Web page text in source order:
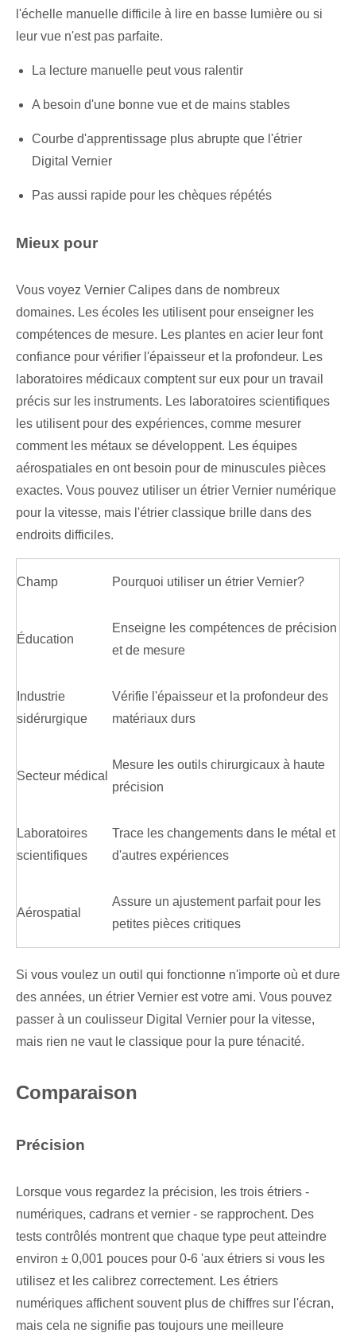
l'échelle manuelle difficile à lire en basse lumière ou si
leur vue n'est pas parfaite.
La lecture manuelle peut vous ralentir
A besoin d'une bonne vue et de mains stables
Courbe d'apprentissage plus abrupte que l'étrier
Digital Vernier
Pas aussi rapide pour les chèques répétés
Mieux pour
Vous voyez Vernier Calipes dans de nombreux
domaines. Les écoles les utilisent pour enseigner les
compétences de mesure. Les plantes en acier leur font
confiance pour vérifier l'épaisseur et la profondeur. Les
laboratoires médicaux comptent sur eux pour un travail
précis sur les instruments. Les laboratoires scientifiques
les utilisent pour des expériences, comme mesurer
comment les métaux se développent. Les équipes
aérospatiales en ont besoin pour de minuscules pièces
exactes. Vous pouvez utiliser un étrier Vernier numérique
pour la vitesse, mais l'étrier classique brille dans des
endroits difficiles.
Champ Pourquoi utiliser un étrier Vernier?
Éducation
Enseigne les compétences de précision
et de mesure
Industrie
sidérurgique
Vérifie l'épaisseur et la profondeur des
matériaux durs
Secteur médical
Mesure les outils chirurgicaux à haute
précision
Laboratoires
scientifiques
Trace les changements dans le métal et
d'autres expériences
Aérospatial
Assure un ajustement parfait pour les
petites pièces critiques
Si vous voulez un outil qui fonctionne n'importe où et dure
des années, un étrier Vernier est votre ami. Vous pouvez
passer à un coulisseur Digital Vernier pour la vitesse,
mais rien ne vaut le classique pour la pure ténacité.
Comparaison
Précision
Lorsque vous regardez la précision, les trois étriers -
numériques, cadrans et vernier - se rapprochent. Des
tests contrôlés montrent que chaque type peut atteindre
environ ± 0,001 pouces pour 0-6 'aux étriers si vous les
utilisez et les calibrez correctement. Les étriers
numériques affichent souvent plus de chiffres sur l'écran,
mais cela ne signifie pas toujours une meilleure